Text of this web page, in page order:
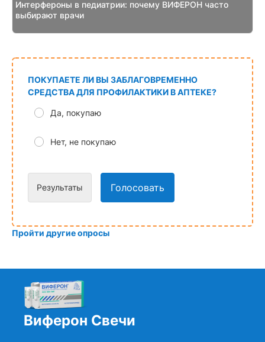
Виферон Свечи
Интерфероны в педиатрии: почему ВИФЕРОН часто
выбирают врачи
ПОКУПАЕТЕ ЛИ ВЫ ЗАБЛАГОВРЕМЕННО
СРЕДСТВА ДЛЯ ПРОФИЛАКТИКИ В АПТЕКЕ?
Да, покупаю
Нет, не покупаю
Результаты Голосовать
Пройти другие опросы